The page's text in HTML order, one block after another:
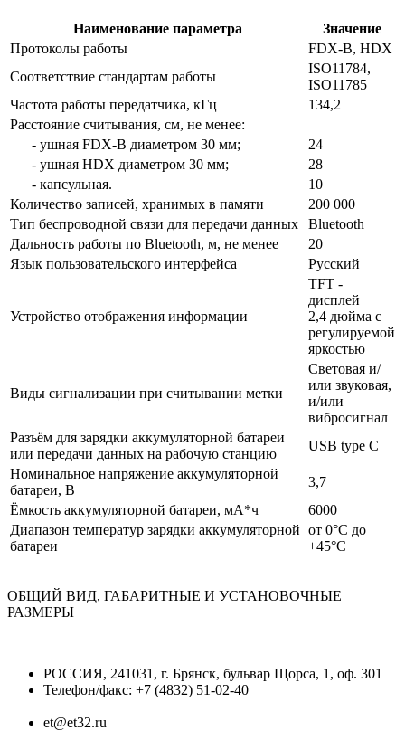
Наименование параметра
Значение
Протоколы работы
FDX-B, HDX
Соответствие стандартам работы
ISO11784,
ISO11785
Частота работы передатчика, кГц
134,2
Расстояние считывания, см, не менее:
- ушная FDX-B диаметром 30 мм;
24
- ушная HDX диаметром 30 мм;
28
- капсульная.
10
Количество записей, хранимых в памяти
200 000
Тип беспроводной связи для передачи данных
Bluetooth
Дальность работы по Bluetooth, м, не менее
20
Язык пользовательского интерфейса
Русский
Устройство отображения информации
TFT -
дисплей
2,4 дюйма с
регулируемой
яркостью
Виды сигнализации при считывании метки
Световая и/
или звуковая,
и/или
вибросигнал
Разъём для зарядки аккумуляторной батареи
или передачи данных на рабочую станцию
USB type С
Номинальное напряжение аккумуляторной
батареи, В
3,7
Ёмкость аккумуляторной батареи, мА*ч
6000
Диапазон температур зарядки аккумуляторной
батареи
от 0°С до
+45°С
ОБЩИЙ ВИД, ГАБАРИТНЫЕ И УСТАНОВОЧНЫЕ
РАЗМЕРЫ
РОССИЯ, 241031, г. Брянск, бульвар Щорса, 1, оф. 301
Телефон/факс: +7 (4832) 51-02-40
et@et32.ru